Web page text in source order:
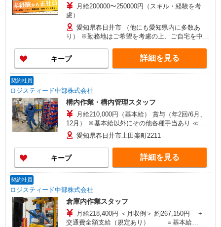
月給200000〜250000円（スキル・経験を考
慮）
愛知県春日井市 （他にも愛知県内に多数あ
り） ※勤務地はご希望を考慮の上、ご自宅を中心
なし）
キープ 詳細を見る
契約社員
ロジスティード中部株式会社
構内作業・構内管理スタッフ
月給210,000円（基本給） 賞与（年2回/6月、
12月） ※基本給以外にその他各種手当あり ≪月
収例≫ 月収210,000円+31,250円（残業20H）＝
241,250円 ≪モデル別理論年収≫ ▼社員転換、入
社3年、32歳 4,381,429円（月給230,000円×12カ
月）+（残業40H×12カ月）+（賞与400,000円×2
回） ▼リーダー昇格、入社8年、37歳 5,404,286円
+（賞与600,000円×2回）
愛知県春日井市上田楽町2211
キープ 詳細を見る
契約社員
ロジスティード中部株式会社
倉庫内作業スタッフ
月給218,400円 ＜月収例＞ 約267,150円 +
交通費全額支給（規定あり） ＝基本給